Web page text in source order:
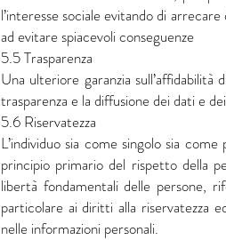
l’interesse sociale evitando di
ad evitare spiacevoli conseguenze
5.5 Trasparenza
Una ulteriore garanzia
trasparenza e la diffusione dei dati e
5.6 Riservatezza
L’individuo sia come singolo sia
principio primario del rispetto della
libertà fondamentali delle persone,
particolare ai diritti alla riservatezza
nelle informazioni personali.